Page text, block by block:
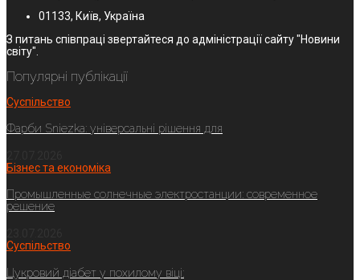
01133, Київ, Україна
З питань співпраці звертайтеся до адміністрації сайту "Новини
світу".
Популярні публікації
Суспільство
Фарби Sniezka: універсальні рішення для
Бізнес та економіка
Промышленные солнечные электростанции: современное
решение
Суспільство
Цукровий діабет у похилому віці: